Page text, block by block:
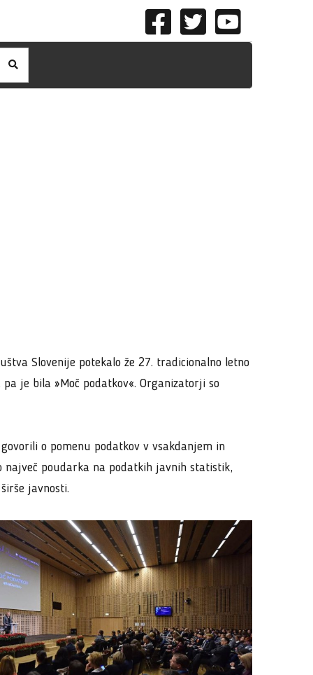
Slovenije potekalo že 27. tradicionalno letno
je bila »Moč podatkov«. Organizatorji so
o pomenu podatkov v vsakdanjem in
poudarka na podatkih javnih statistik,
javnosti.